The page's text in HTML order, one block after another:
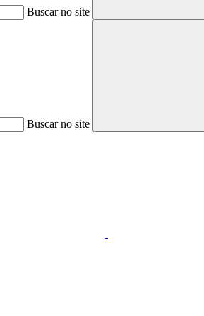
Buscar no site
Buscar no site